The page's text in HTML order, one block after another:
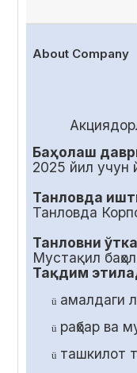
About Company
Баҳолаш
2025 йил учун
Танловда
Танловда
Танловни
Мустақил
Тақдим
ü амалдаги
ü раҳбар ва
ü ташкилот